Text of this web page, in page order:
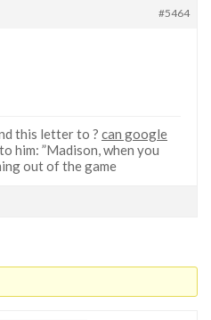
#5464
this letter to ? can google
him: ”Madison, when you
out of the game